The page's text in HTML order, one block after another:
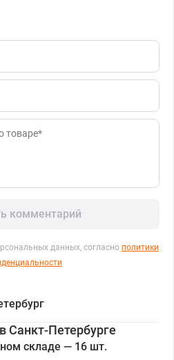
комментарий
данных, согласно политики
Санкт-Петербурге
складе — 16 шт.